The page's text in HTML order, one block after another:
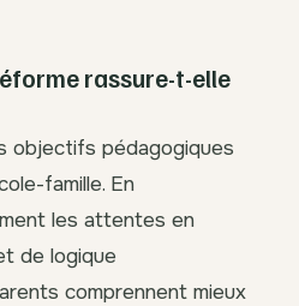
rassure-t-elle
objectifs pédagogiques
famille. En
les attentes en
de logique
comprennent mieux